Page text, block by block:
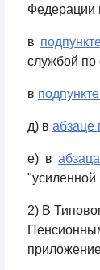
Федерации
в
службой
в
д) в абзаце
е) в
"усиленной
2) В